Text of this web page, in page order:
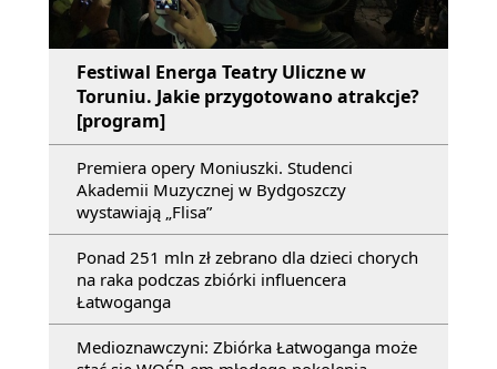
Festiwal Energa Teatry Uliczne w
Toruniu. Jakie przygotowano atrakcje?
[program]
Premiera opery Moniuszki. Studenci
Akademii Muzycznej w Bydgoszczy
wystawiają „Flisa”
Ponad 251 mln zł zebrano dla dzieci chorych
na raka podczas zbiórki influencera
Łatwoganga
Medioznawczyni: Zbiórka Łatwoganga może